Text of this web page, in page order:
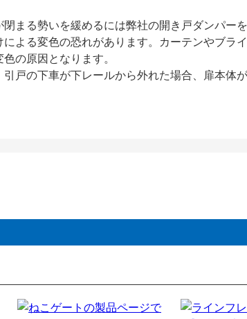
まる勢いを緩めるには弊社の開き戸ダンパー
よる変色の恐れがあります。カーテンやブラ
の原因となります。
戸の下車が下レールから外れた場合、扉本体